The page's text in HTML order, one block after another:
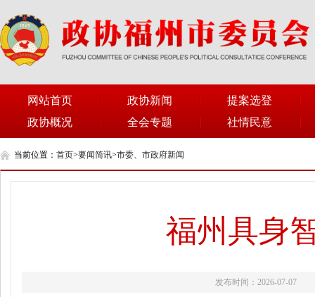
网站首页 政协新闻
提案选登
政协概况
全会专题 社情民意
当前位置： 首页>要闻简讯>市委、市政府新闻
福州具身
发布时间：2026-07-07